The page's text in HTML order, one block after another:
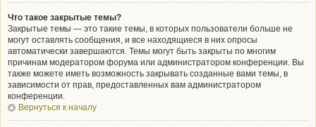
Что такое закрытые темы?
Закрытые темы — это такие темы, в которых пользователи больше не
могут оставлять сообщения, и все находящиеся в них опросы
автоматически завершаются. Темы могут быть закрыты по многим
причинам модератором форума или администратором конференции. Вы
также можете иметь возможность закрывать созданные вами темы, в
зависимости от прав, предоставленных вам администратором
конференции.
Вернуться к началу